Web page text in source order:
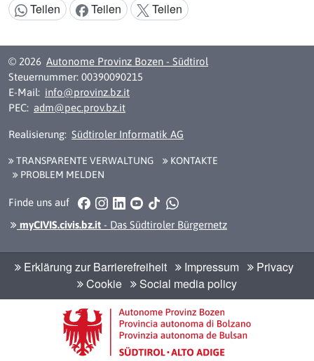
Inhalt teilen:
Teilen Teilen Teilen
© 2026 Autonome Provinz Bozen - Südtirol
Steuernummer: 00390090215
E-Mail: info@provinz.bz.it
PEC: adm@pec.prov.bz.it
Realisierung: Südtiroler Informatik AG
TRANSPARENTE VERWALTUNG
KONTAKTE
PROBLEM MELDEN
Finde uns auf Facebook
Instagram
LinkedInYouTube
TikTokWhatsApp
myCIVIS.civis.bz.it - Das Südtiroler Bürgernetz
Erklärung zur Barrierefreiheit Impressum
Privacy
Cookie
Social media policy